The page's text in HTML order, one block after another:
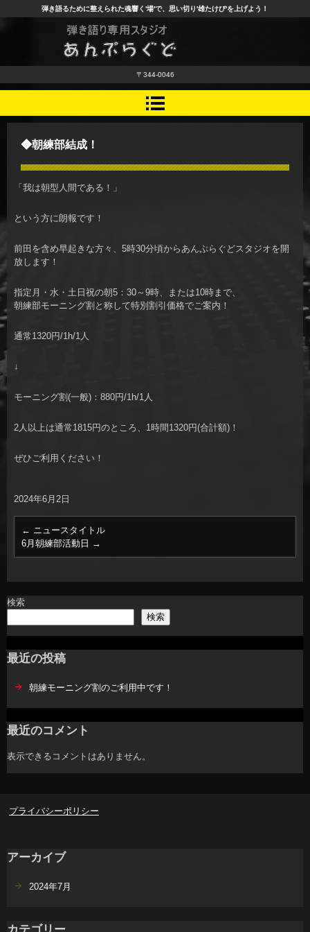
弾き語り専門貸スタジオ あんぷ
らぐど
弾き語るために整えられた魂響く'場'で、思い切り'雄たけび'を上げよう！
〒344-0046
◆朝練部結成！
「我は朝型人間である！」
という方に朗報です！
前田を含め早起きな方々、5時30分頃からあんぷらぐどスタジオを開
放します！
指定月・水・土日祝の朝5：30～9時、または10時まで、
朝練部モーニング割と称して特別割引価格でご案内！
通常1320円/1h/1人
↓
モーニング割(一般)：880円/1h/1人
2人以上は通常1815円のところ、1時間1320円(合計額)！
ぜひご利用ください！
2024年6月2日
← ニュースタイトル
6月朝練部活動日 →
検索
検索
最近の投稿
朝練モーニング割のご利用中です！
最近のコメント
表示できるコメントはありません。
プライバシーポリシー
アーカイブ
2024年7月